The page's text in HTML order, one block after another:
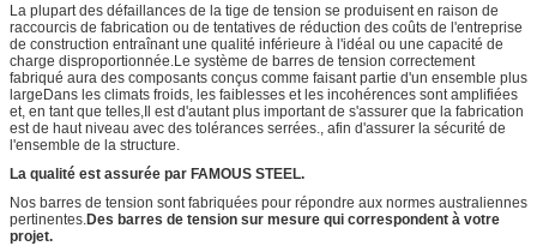
La plupart des défaillances de la tige de tension se produisent en raison de
raccourcis de fabrication ou de tentatives de réduction des coûts de l'entreprise
de construction entraînant une qualité inférieure à l'idéal ou une capacité de
charge disproportionnée.Le système de barres de tension correctement
fabriqué aura des composants conçus comme faisant partie d'un ensemble plus
largeDans les climats froids, les faiblesses et les incohérences sont amplifiées
et, en tant que telles,Il est d'autant plus important de s'assurer que la fabrication
est de haut niveau avec des tolérances serrées., afin d'assurer la sécurité de
l'ensemble de la structure.
La qualité est assurée par FAMOUS STEEL.
Nos barres de tension sont fabriquées pour répondre aux normes australiennes
pertinentes.Des barres de tension sur mesure qui correspondent à votre
projet.